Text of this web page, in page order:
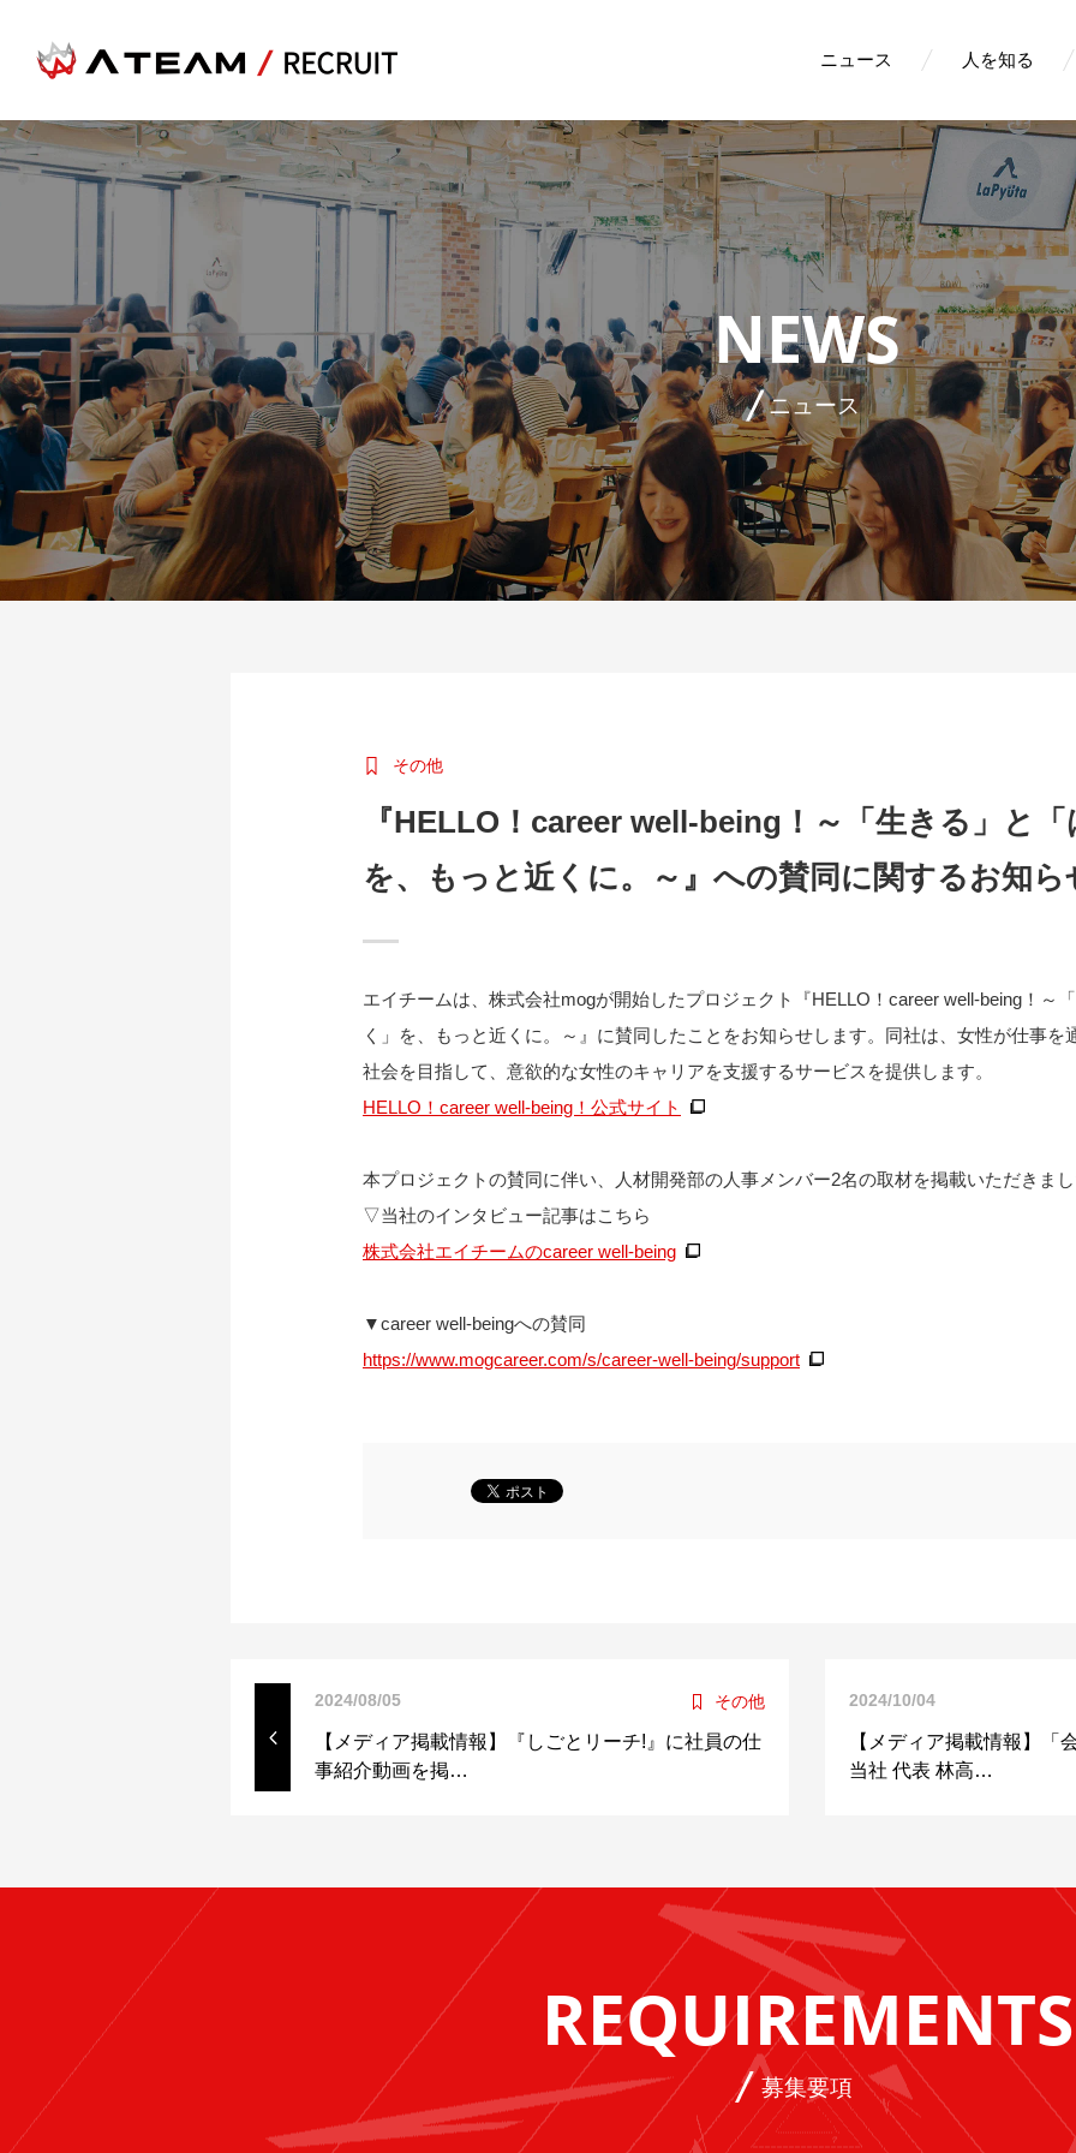
ニュース 人を知る
NEWS
ニュース
その他
『HELLO！career well-being！～「生きる」と
を、もっと近くに。～』への賛同に関するお知ら
エイチームは、株式会社mogが開始したプロジェクト『HELLO！career well-being！～
く」を、もっと近くに。～』に賛同したことをお知らせします。同社は、女性が仕事を
社会を目指して、意欲的な女性のキャリアを支援するサービスを提供します。
HELLO！career well-being！公式サイト
本プロジェクトの賛同に伴い、人材開発部の人事メンバー2名の取材を掲載いただきま
▽当社のインタビュー記事はこちら
株式会社エイチームのcareer well-being
▼career well-beingへの賛同
https://www.mogcareer.com/s/career-well-being/support
2024/08/05 その他
【メディア掲載情報】『しごとリーチ!』に社員の仕
事紹介動画を掲…
2024/10/04
【メディア掲載情報】「
当社 代表 林高…
REQUIREMENTS
募集要項